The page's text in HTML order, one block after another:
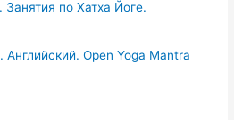
по Хатха Йоге.
Open Yoga Mantra